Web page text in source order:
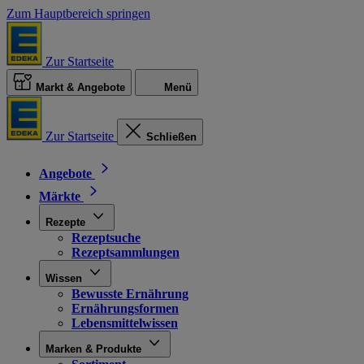
Zum Hauptbereich springen
Zur Startseite
Markt & Angebote Menü
Zur Startseite Schließen
Angebote
Märkte
Rezepte
Rezeptsuche
Rezeptsammlungen
Wissen
Bewusste Ernährung
Ernährungsformen
Lebensmittelwissen
Marken & Produkte